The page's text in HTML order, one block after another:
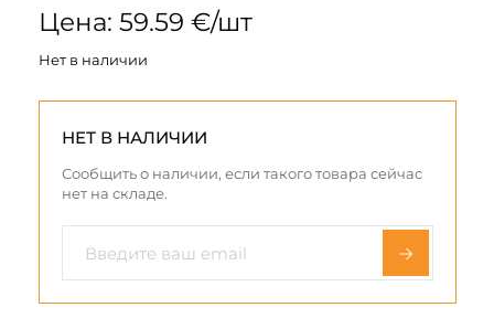
Цена: 59.59 €/шт
Нет в наличии
НЕТ В НАЛИЧИИ
Сообщить о наличии, если такого товара сейчас
нет на складе.